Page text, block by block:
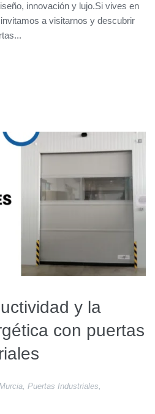
innovación y lujo.Si vives en
a visitarnos y descubrir
y la
con puertas
Puertas Industriales